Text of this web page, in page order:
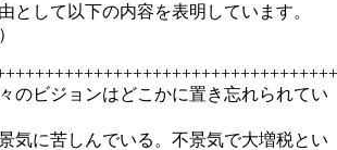
として以下の内容を表明しています。
のビジョンはどこかに置き忘れられてい
気に苦しんでいる。不景気で大増税とい